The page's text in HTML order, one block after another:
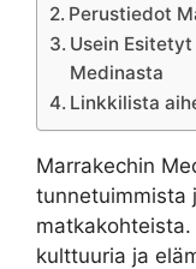
Perustiedot
Usein
Medinasta
Linkkilista
Marrakechin
tunnetuimmista
kulttuuria ja